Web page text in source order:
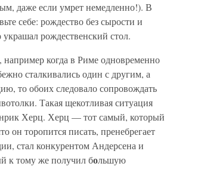
даже если умрет немедленно!). В
себе: рождество без сырости и
рождественский стол.
например когда в Риме одновременно
сталкивались один с другим, а
то обоих следовало сопровождать
Такая щекотливая ситуация
Херц. Херц — тот самый, который
он торопится писать, пренебрегает
стал конкурентом Андерсена и
к тому же получил большую